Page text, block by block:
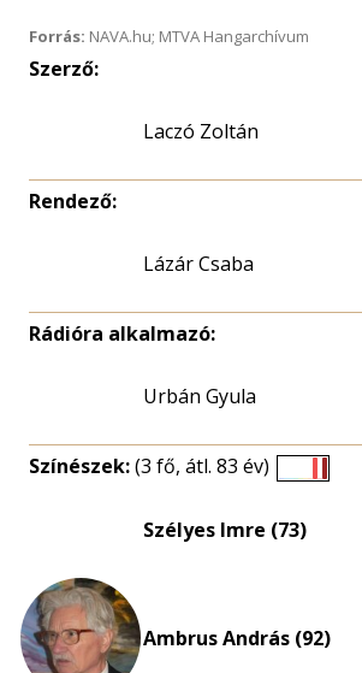
Forrás: NAVA.hu; MTVA Hangarchívum
Szerző:
Laczó Zoltán
Rendező:
Lázár Csaba
Rádióra alkalmazó:
Urbán Gyula
Színészek:(3 fő, átl. 83 év)
eloszlás
Szélyes Imre (73)
Ambrus András (92)